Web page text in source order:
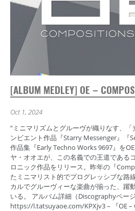
[ALBUM MEDLEY] OE –
Oct 1, 2024
“ミニマリズムとグルーヴが織りなす、「
ンビエント作品『Starry Messenger』『
作品集『Early Techno Works 9697』を
ヤ・オオエが、この名義での王道である
ロニック作品をリリース。昨年の『
たミニマリスト的でプログレッシブな路
カルでグルーヴィーな楽曲が揃った、躍
いる。 アルバム詳細（Discographyペー
https://l.tatsuyaoe.com/KPXjv3 – 『OE